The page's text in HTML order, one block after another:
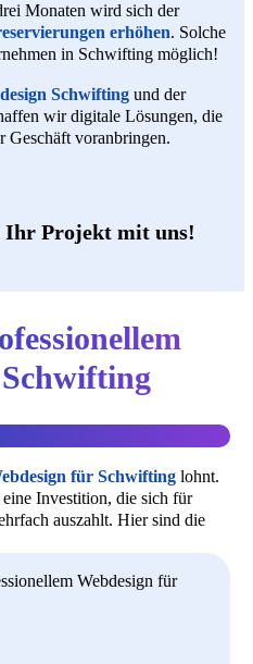
Monaten wird sich der
erhöhen. Solche
in Schwifting möglich!
Schwiftingund der
wir digitale Lösungen, die
Geschäft voranbringen.
Ihr Projekt mit uns!
für Schwiftinglohnt.
Investition, die sich für
auszahlt. Hier sind die